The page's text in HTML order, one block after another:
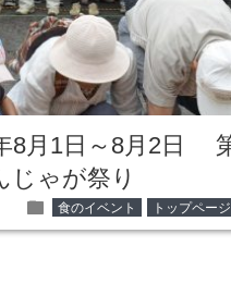
8月1日～8月2日
じゃが祭り
folder 食のイベント トップページ